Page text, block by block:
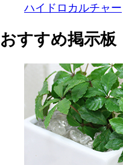
ハイドロカルチャー
おすすめ掲示板